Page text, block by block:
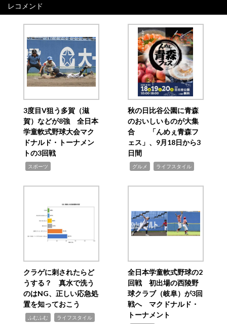
レコメンド
3度目V狙う多賀（滋
賀）などが8強 全日本
学童軟式野球大会マク
ドナルド・トーナメン
トの3回戦
スポーツ
秋の日比谷公園に青森
のおいしいものが大集
合 「んめぇ青森フ
ェス」、9月18日から3
日間
グルメ ライフスタイル
クラゲに刺されたらど
うする？ 真水で洗う
のはNG、正しい応急処
置を知っておこう
ふむふむ ライフスタイル
全日本学童軟式野球の2
回戦 初出場の西陵野
球クラブ（岐阜）が3回
戦へ マクドナルド・
トーナメント